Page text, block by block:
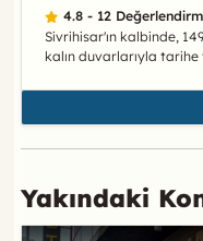
4.8 - 12
Sivrihisar'ın kalbinde,
kalın duvarlarıyla tarihe
Yakındaki